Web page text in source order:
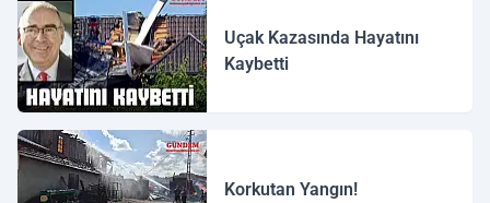
Uçak Kazasında Hayatını
Kaybetti
Korkutan Yangın!